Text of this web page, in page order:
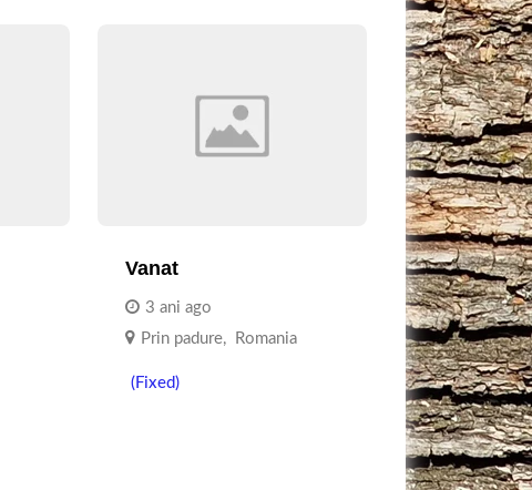
Vanat
3 ani ago
Prin padure, Romania
(Fixed)